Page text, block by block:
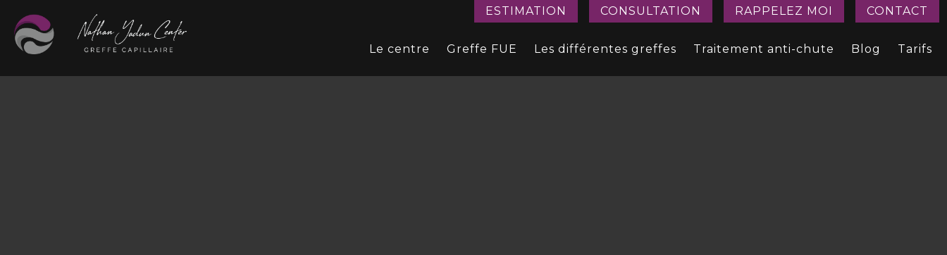
ESTIMATION CONSULTATION RAPPELEZ MOI CONTACT
Le centre Greffe FUE Les différentes greffes Traitement anti-chute Blog Tarifs